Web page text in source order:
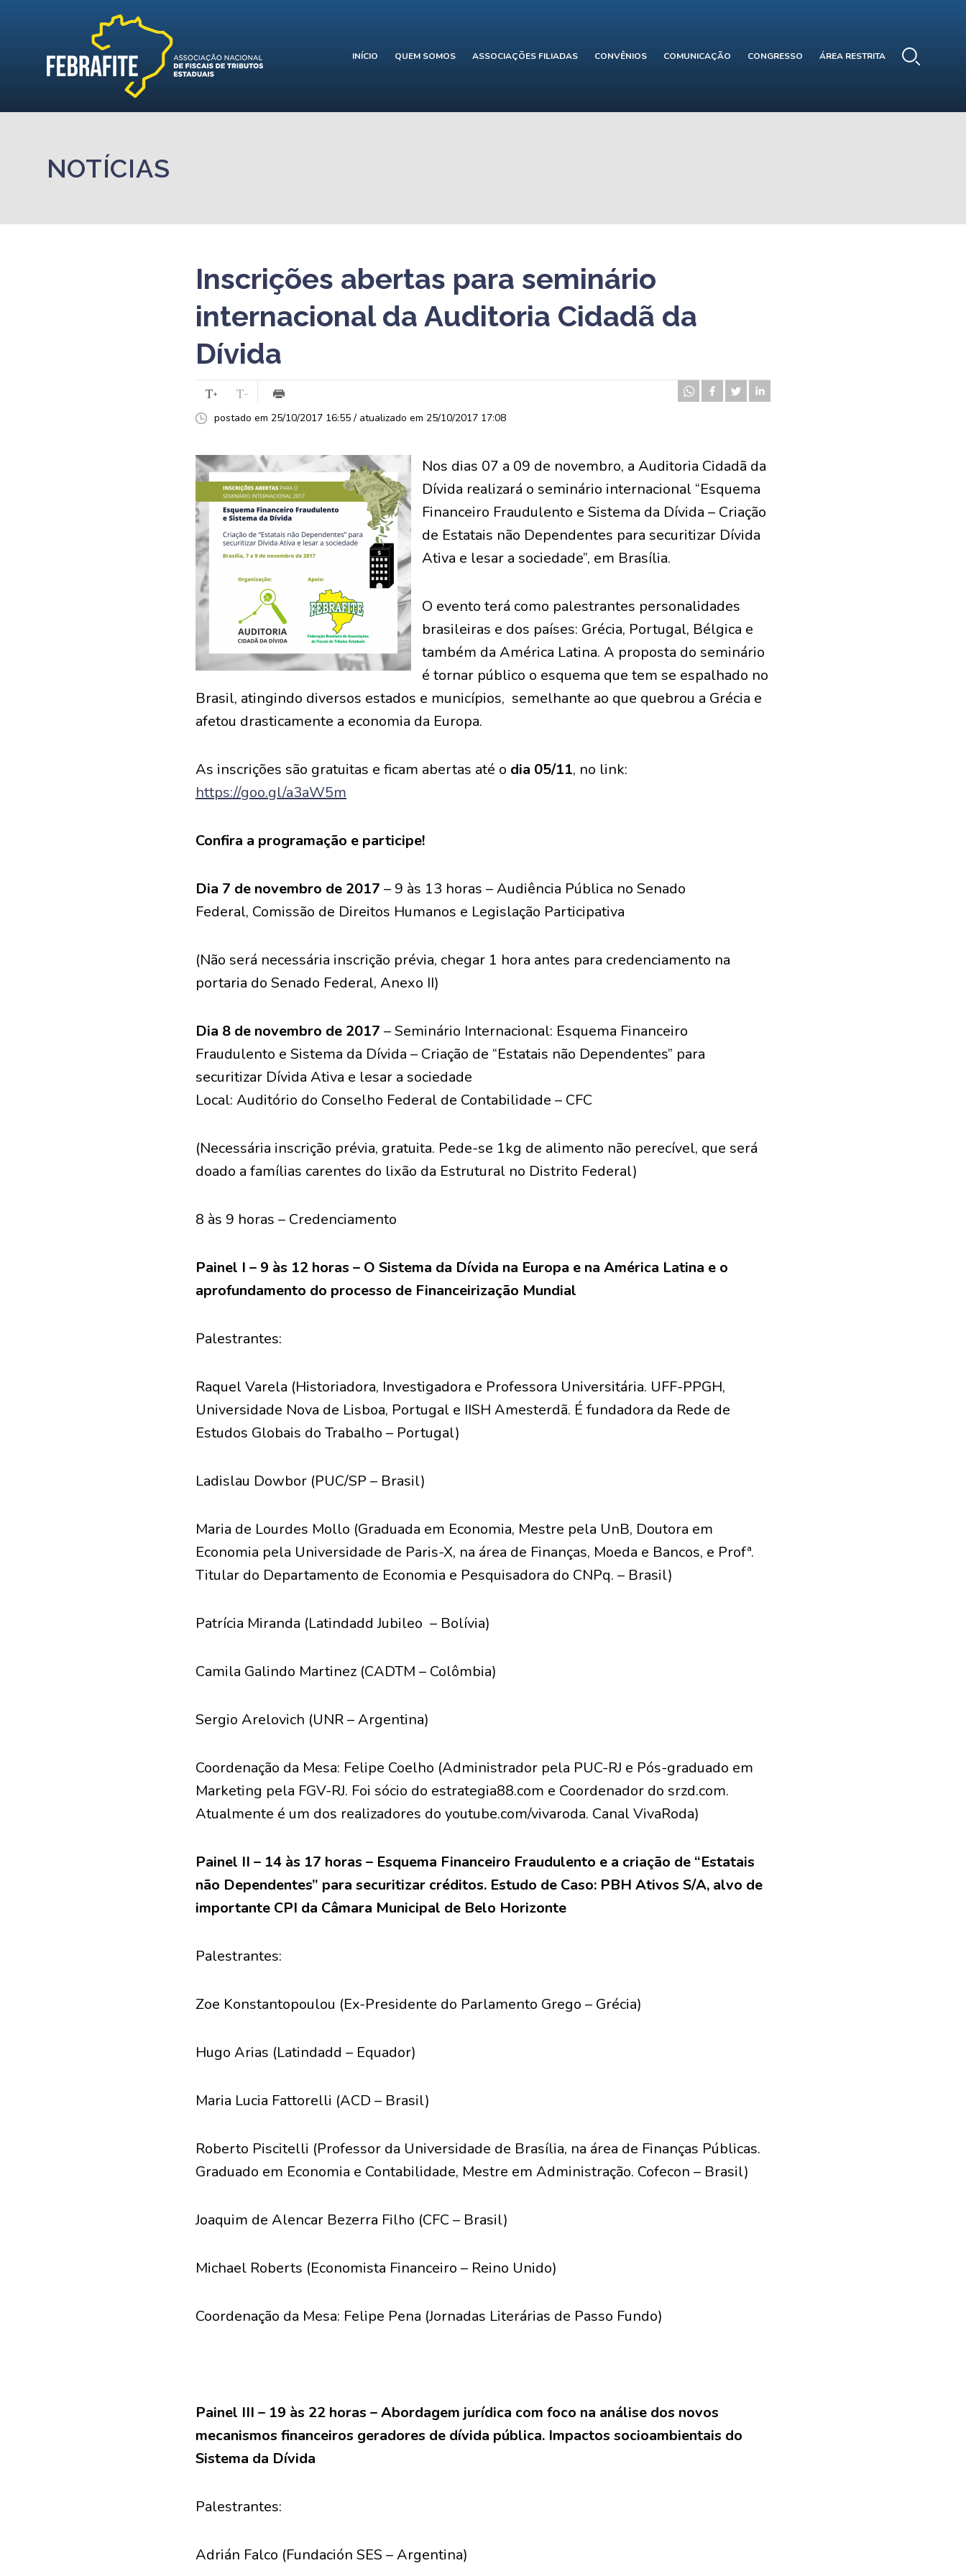
INÍCIO QUEM SOMOS ASSOCIAÇÕES FILIADAS CONVÊNIOS COMUNICAÇÃO CONGRESSO ÁREA RESTRITA
NOTÍCIAS
Inscrições abertas para seminário
internacional da Auditoria Cidadã da
Dívida
postado em 25/10/2017 16:55 / atualizado em 25/10/2017 17:08
Nos dias 07 a 09 de novembro, a Auditoria Cidadã da
Dívida realizará o seminário internacional “Esquema
Financeiro Fraudulento e Sistema da Dívida – Criação
de Estatais não Dependentes para securitizar Dívida
Ativa e lesar a sociedade”, em Brasília.
O evento terá como palestrantes personalidades
brasileiras e dos países: Grécia, Portugal, Bélgica e
também da América Latina. A proposta do seminário
é tornar público o esquema que tem se espalhado no
Brasil, atingindo diversos estados e municípios, semelhante ao que quebrou a Grécia e
afetou drasticamente a economia da Europa.
As inscrições são gratuitas e ficam abertas até o dia 05/11, no link:
https://goo.gl/a3aW5m
Confira a programação e participe!
Dia 7 de novembro de 2017 – 9 às 13 horas – Audiência Pública no Senado
Federal, Comissão de Direitos Humanos e Legislação Participativa
(Não será necessária inscrição prévia, chegar 1 hora antes para credenciamento na
portaria do Senado Federal, Anexo II)
Dia 8 de novembro de 2017 – Seminário Internacional: Esquema Financeiro
Fraudulento e Sistema da Dívida – Criação de “Estatais não Dependentes” para
securitizar Dívida Ativa e lesar a sociedade
Local: Auditório do Conselho Federal de Contabilidade – CFC
(Necessária inscrição prévia, gratuita. Pede-se 1kg de alimento não perecível, que será
doado a famílias carentes do lixão da Estrutural no Distrito Federal)
8 às 9 horas – Credenciamento
Painel I – 9 às 12 horas – O Sistema da Dívida na Europa e na América Latina e o
aprofundamento do processo de Financeirização Mundial
Palestrantes:
Raquel Varela (Historiadora, Investigadora e Professora Universitária. UFF-PPGH,
Universidade Nova de Lisboa, Portugal e IISH Amesterdã. É fundadora da Rede de
Estudos Globais do Trabalho – Portugal)
Ladislau Dowbor (PUC/SP – Brasil)
Maria de Lourdes Mollo (Graduada em Economia, Mestre pela UnB, Doutora em
Economia pela Universidade de Paris-X, na área de Finanças, Moeda e Bancos, e Profª.
Titular do Departamento de Economia e Pesquisadora do CNPq. – Brasil)
Patrícia Miranda (Latindadd Jubileo – Bolívia)
Camila Galindo Martinez (CADTM – Colômbia)
Sergio Arelovich (UNR – Argentina)
Coordenação da Mesa: Felipe Coelho (Administrador pela PUC-RJ e Pós-graduado em
Marketing pela FGV-RJ. Foi sócio do estrategia88.com e Coordenador do srzd.com.
Atualmente é um dos realizadores do youtube.com/vivaroda. Canal VivaRoda)
Painel II – 14 às 17 horas – Esquema Financeiro Fraudulento e a criação de “Estatais
não Dependentes” para securitizar créditos. Estudo de Caso: PBH Ativos S/A, alvo de
importante CPI da Câmara Municipal de Belo Horizonte
Palestrantes:
Zoe Konstantopoulou (Ex-Presidente do Parlamento Grego – Grécia)
Hugo Arias (Latindadd – Equador)
Maria Lucia Fattorelli (ACD – Brasil)
Roberto Piscitelli (Professor da Universidade de Brasília, na área de Finanças Públicas.
Graduado em Economia e Contabilidade, Mestre em Administração. Cofecon – Brasil)
Joaquim de Alencar Bezerra Filho (CFC – Brasil)
Michael Roberts (Economista Financeiro – Reino Unido)
Coordenação da Mesa: Felipe Pena (Jornadas Literárias de Passo Fundo)
Painel III – 19 às 22 horas – Abordagem jurídica com foco na análise dos novos
mecanismos financeiros geradores de dívida pública. Impactos socioambientais do
Sistema da Dívida
Palestrantes:
Adrián Falco (Fundación SES – Argentina)